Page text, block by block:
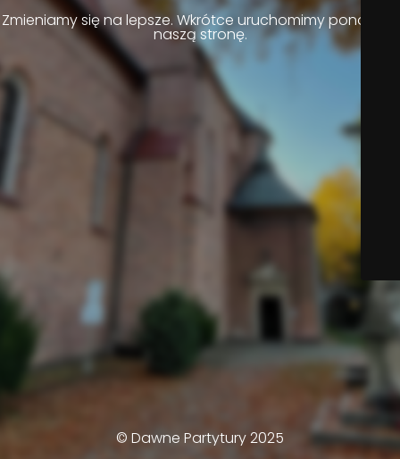
Zmieniamy się na lepsze. Wkrótce uruchomimy ponownie
naszą stronę.
© Dawne Partytury 2025